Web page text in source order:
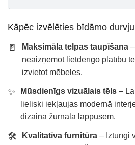
Kāpēc izvēlēties bīdāmo
🚪
Maksimāla telpas taupīšana
neaizņemot lietderīgo platību
izvietot mēbeles.
✨ Mūsdienīgs vizuālais tēls –
lieliski iekļaujas modernā
dizaina žurnāla lappusēm.
🛠️ Kvalitatīva furnitūra – Izturīgi